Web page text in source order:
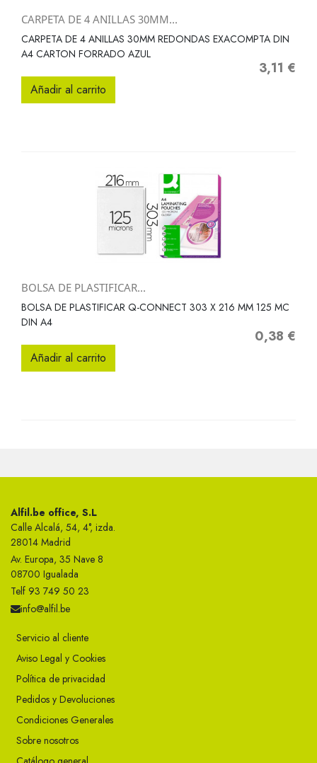
CARPETA DE 4 ANILLAS 30MM...
CARPETA DE 4 ANILLAS 30MM REDONDAS EXACOMPTA DIN
A4 CARTON FORRADO AZUL
Precio
3,11 €
Añadir al carrito
BOLSA DE PLASTIFICAR...
BOLSA DE PLASTIFICAR Q-CONNECT 303 X 216 MM 125 MC
DIN A4
Precio
0,38 €
Añadir al carrito
Alfil.be office, S.L
Calle Alcalá, 54, 4°, izda.
28014 Madrid
Av. Europa, 35 Nave 8
08700 Igualada
Telf 93 749 50 23
info@alfil.be
Servicio al cliente
Aviso Legal y Cookies
Política de privacidad
Pedidos y Devoluciones
Condiciones Generales
Sobre nosotros